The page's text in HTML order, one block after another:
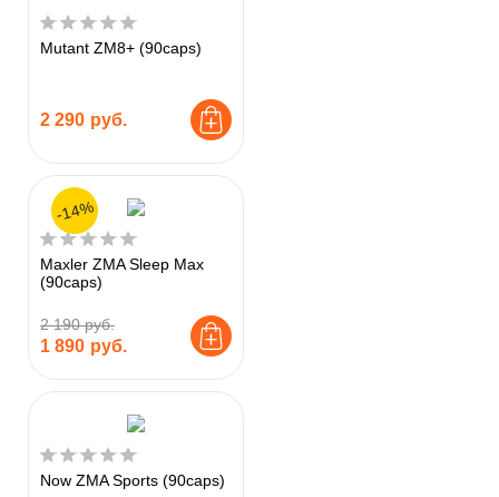
Mutant ZM8+ (90caps)
2 290 руб.
Maxler ZMA Sleep Max
(90caps)
2 190 руб.
1 890 руб.
-14%
Now ZMA Sports (90caps)